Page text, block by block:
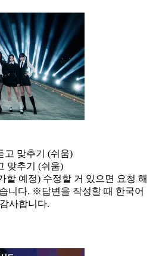
맞추기 (쉬움)
할 예정) 수정할 거 있으면 요청 해
니다. ※답변을 작성할 때 한국어
사합니다.